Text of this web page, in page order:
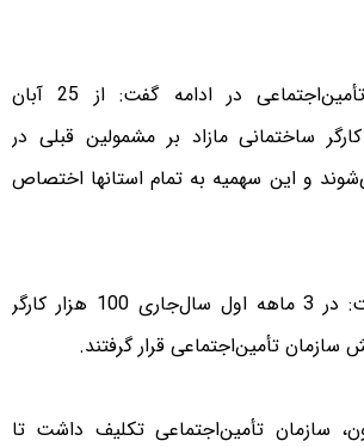
مدیرعامل سازمان تأمین‌اجتماعی در ادامه گفت: از 25 آبان
50 هزار کارگر ساختمانی مازاد بر مشمولین قبلی در
و این سهمیه به تمام استانها اختصاص
نوربخش اظهار داشت: در 3 ماهه اول سال‌جاری 100 هزار کارگر
تأمین‌اجتماعی قرار گرفتند.
سازمان تأمین‌اجتماعی تکلیف داشت تا